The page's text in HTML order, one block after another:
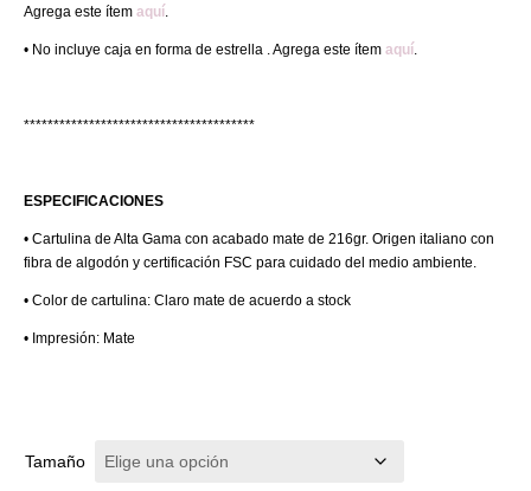
Agrega este ítem aquí.
• No incluye caja en forma de estrella . Agrega este ítem aquí.
***************************************
ESPECIFICACIONES
• Cartulina de Alta Gama con acabado mate de 216gr. Origen italiano con
fibra de algodón y certificación FSC para cuidado del medio ambiente.
• Color de cartulina: Claro mate de acuerdo a stock
• Impresión: Mate
Tamaño